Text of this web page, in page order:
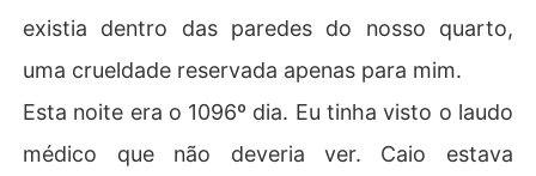
existia dentro das paredes do nosso quarto,
uma crueldade reservada apenas para mim.
Esta noite era o 1096º dia. Eu tinha visto o laudo
médico que não deveria ver. Caio estava